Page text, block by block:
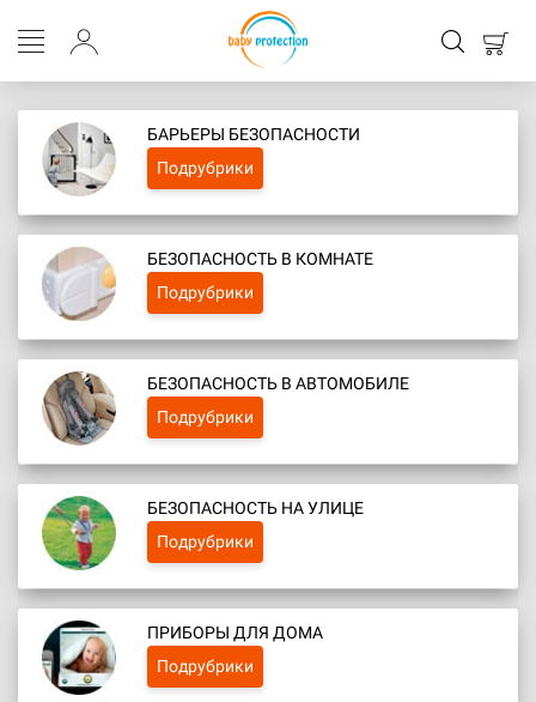
БАРЬЕРЫ БЕЗОПАСНОСТИ
Подрубрики
БЕЗОПАСНОСТЬ В КОМНАТЕ
Подрубрики
БЕЗОПАСНОСТЬ В АВТОМОБИЛЕ
Подрубрики
БЕЗОПАСНОСТЬ НА УЛИЦЕ
Подрубрики
ПРИБОРЫ ДЛЯ ДОМА
Подрубрики